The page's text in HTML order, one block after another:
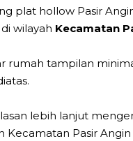
plat hollow Pasir
wilayah Kecamatan
rumah tampilan
lebih lanjut
Kecamatan Pasir